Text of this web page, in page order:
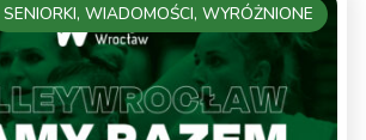
SENIORKI, WIADOMOŚCI, WYRÓŻNIONE